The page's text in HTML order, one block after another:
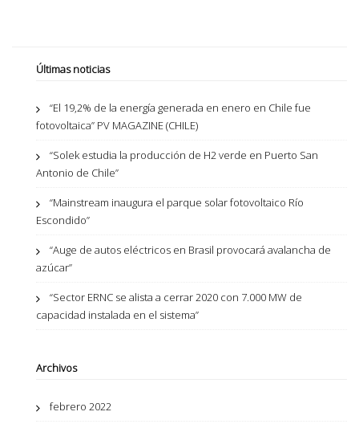
Últimas noticias
“El 19,2% de la energía generada en enero en Chile fue
fotovoltaica” PV MAGAZINE (CHILE)
“Solek estudia la producción de H2 verde en Puerto San
Antonio de Chile”
“Mainstream inaugura el parque solar fotovoltaico Río
Escondido”
“Auge de autos eléctricos en Brasil provocará avalancha de
azúcar”
“Sector ERNC se alista a cerrar 2020 con 7.000 MW de
capacidad instalada en el sistema”
Archivos
febrero 2022